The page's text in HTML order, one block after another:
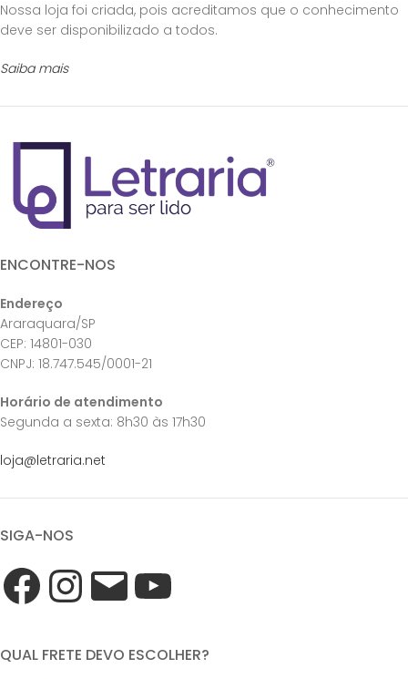
Nossa loja foi criada, pois acreditamos que o conhecimento
deve ser disponibilizado a todos.
Saiba mais
ENCONTRE-NOS
Endereço
Araraquara/SP
CEP: 14801-030
CNPJ: 18.747.545/0001-21
Horário de atendimento
Segunda a sexta: 8h30 às 17h30
loja@letraria.net
SIGA-NOS
QUAL FRETE DEVO ESCOLHER?